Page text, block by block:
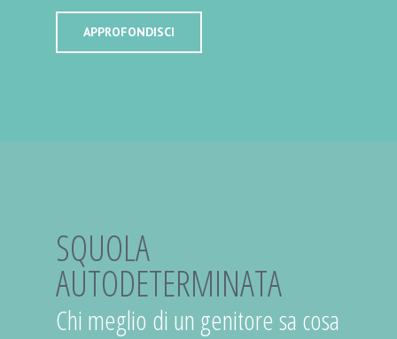
APPROFONDISCI
SQUOLA
AUTODETERMINATA
Chi meglio di un genitore sa cosa